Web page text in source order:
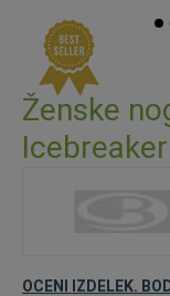
Preskoči
na
začetek
galerije
Ženske
OCENI IZDELEK.